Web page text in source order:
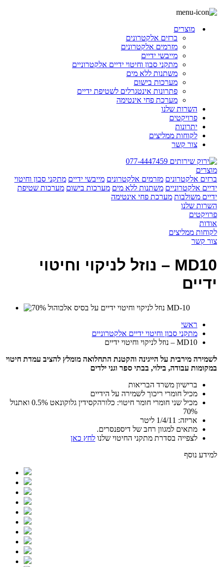
מוצרים
ברזים אלקטרונים
מזרמים אלקטרונים
מייבשי ידיים
מתקני סבון וחיטוי ידיים אלקטרוניים
משתנות ללא מים
מערכות בישום
פתרונות אינטגרלים לשטיפת ידיים
מערכת פחי אינטימה
השרות שלנו
פרויקטים
יתרונות
לקוחות ממליצים
צור קשר
077-4447459
מוצרים
ברזים אלקטרונים מזרמים אלקטרונים מייבשי ידיים מתקני סבון וחיטוי
ידיים אלקטרוניים משתנות ללא מים מערכות בישום מערכות שטיפת
ידיים משולבות מערכת פחי אינטימה
השרות שלנו
פרויקטים
אודות
לקוחות ממליצים
צור קשר
MD10 – נוזל לניקוי וחיטוי
ידיים
ראשי
מתקני סבון וחיטוי ידיים אלקטרוניים
MD10 – נוזל לניקוי וחיטוי ידיים
לשמירה מירבית על הייגינה והקטנת התחלואה מומלץ להציב עמדת חיטוי
במקומות עבודה, בילוי, בבתי ספר וגני ילדים
ברישיון משרד הבריאות
מכיל חומרי ריכוך לשמירה על הידיים
מכיל שני חומרי חומר חיטוי: כלורהקסידין גלוקונאט 0.5% ואתנול
70%
אריזה: 1/4/11 ליטר
מתאים למגוון רחב של דיספנסרים.
לצפייה בסדרת מתקני החיטוי שלנו לחץ כאן
למידע נוסף